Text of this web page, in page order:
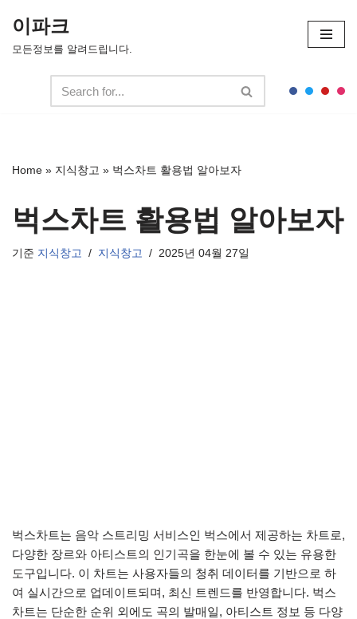
콘
기
이파크
모든정보를 알려드립니다.
Home » 지식창고 » 벅스차트 활용법 알아보자
벅스차트 활용법 알아보자
기준 지식창고 지식창고 2025년 04월 27일
벅스차트는 음악 스트리밍 서비스인 벅스에서 제공하는 차트로,
다양한 장르와 아티스트의 인기곡을 한눈에 볼 수 있는 유용한
도구입니다. 이 차트는 사용자들의 청취 데이터를 기반으로 하
여 실시간으로 업데이트되며, 최신 트렌드를 반영합니다. 벅스
차트는 단순한 순위 외에도 곡의 발매일, 아티스트 정보 등 다양